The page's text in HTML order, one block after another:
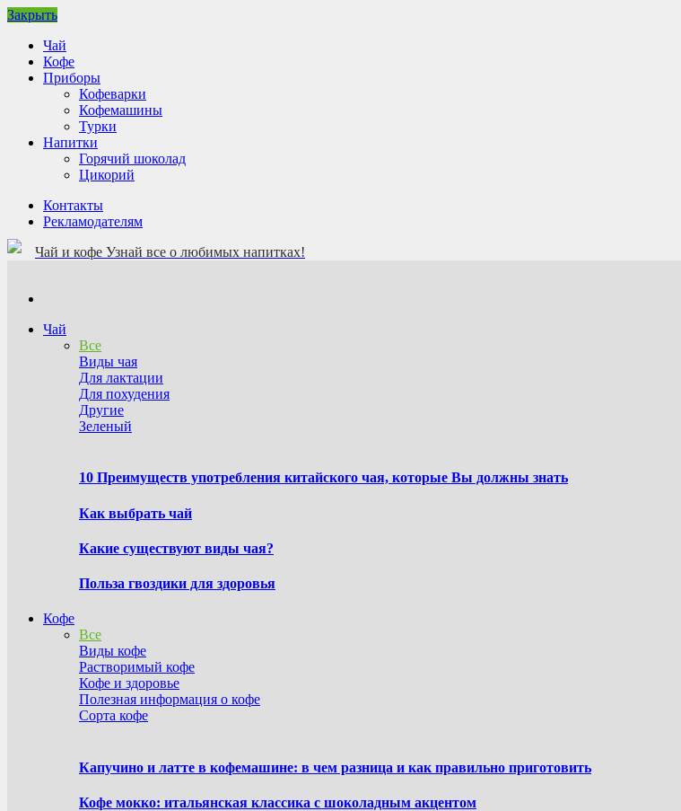
Закрыть
Чай
Кофе
Приборы
Кофеварки
Кофемашины
Турки
Напитки
Горячий шоколад
Цикорий
Контакты
Рекламодателям
Чай и кофе Узнай все о любимых напитках!
Чай
Все
Виды чая
Для лактации
Для похудения
Другие
Зеленый
10 Преимуществ употребления китайского чая, которые Вы должны знать
Как выбрать чай
Какие существуют виды чая?
Польза гвоздики для здоровья
Кофе
Все
Виды кофе
Растворимый кофе
Кофе и здоровье
Полезная информация о кофе
Сорта кофе
Капучино и латте в кофемашине: в чем разница и как правильно приготовить
Кофе мокко: итальянская классика с шоколадным акцентом